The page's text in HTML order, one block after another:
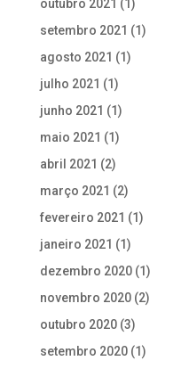
outubro 2021 (1)
setembro 2021 (1)
agosto 2021 (1)
julho 2021 (1)
junho 2021 (1)
maio 2021 (1)
abril 2021 (2)
março 2021 (2)
fevereiro 2021 (1)
janeiro 2021 (1)
dezembro 2020(1)
novembro 2020(2)
outubro 2020(3)
setembro 2020(1)